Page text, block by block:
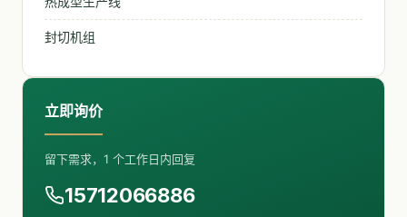
封切机组
立即询价
留下需求，1 个工作日内回复
15712066886